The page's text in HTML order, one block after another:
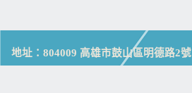
地址：804009 高雄市鼓山區明德路2號